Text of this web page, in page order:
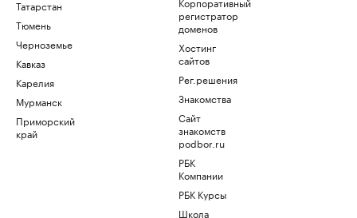
Татарстан
Тюмень
Черноземье
Кавказ
Карелия
Мурманск
Приморский
край
регистратор
доменов
Хостинг
сайтов
Рег.решения
Знакомства
Сайт
знакомств
podbor.ru
РБК
Компании
РБК Курсы
Школа